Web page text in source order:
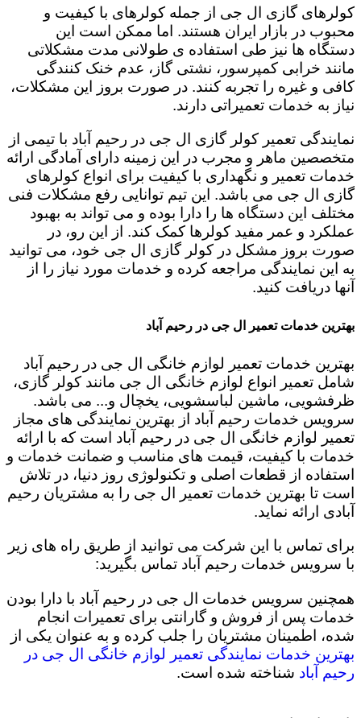
کولرهای گازی ال جی از جمله کولرهای با کیفیت و
محبوب در بازار ایران هستند. اما ممکن است این
دستگاه ها نیز طی استفاده ی طولانی مدت مشکلاتی
مانند خرابی کمپرسور، نشتی گاز، عدم خنک کنندگی
کافی و غیره را تجربه کنند. در صورت بروز این مشکلات،
نیاز به خدمات تعمیراتی دارند.
نمایندگی تعمیر کولر گازی ال جی در رحیم ‌آباد با تیمی از
متخصصین ماهر و مجرب در این زمینه دارای آمادگی ارائه
خدمات تعمیر و نگهداری با کیفیت برای انواع کولرهای
گازی ال جی می باشد. این تیم توانایی رفع مشکلات فنی
مختلف این دستگاه ها را دارا بوده و می تواند به بهبود
عملکرد و عمر مفید کولرها کمک کند. از این رو، در
صورت بروز مشکل در کولر گازی ال جی خود، می توانید
به این نمایندگی مراجعه کرده و خدمات مورد نیاز را از
آنها دریافت کنید.
بهترین خدمات تعمیر ال جی در رحیم ‌آباد
بهترین خدمات تعمیر لوازم خانگی ال جی در رحیم ‌آباد
شامل تعمیر انواع لوازم خانگی ال جی مانند کولر گازی،
ظرفشویی، ماشین لباسشویی، یخچال و... می باشد.
سرویس خدمات رحیم ‌آباد از بهترین نمایندگی های مجاز
تعمیر لوازم خانگی ال جی در رحیم ‌آباد است که با ارائه
خدمات با کیفیت، قیمت های مناسب و ضمانت خدمات و
استفاده از قطعات اصلی و تکنولوژی روز دنیا، در تلاش
است تا بهترین خدمات تعمیر ال جی را به مشتریان رحیم
‌آبادی ارائه نماید.
برای تماس با این شرکت می توانید از طریق راه های زیر
با سرویس خدمات رحیم ‌آباد تماس بگیرید:
همچنین سرویس خدمات ال جی در رحیم ‌آباد با دارا بودن
خدمات پس از فروش و گارانتی برای تعمیرات انجام
شده، اطمینان مشتریان را جلب کرده و به عنوان یکی از
بهترین خدمات نمایندگی تعمیر لوازم خانگی ال جی در
رحیم ‌آباد شناخته شده است.